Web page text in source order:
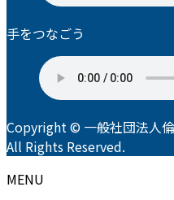
手をつなごう
Copyright © 一般社団法人
All Rights Reserved.
MENU